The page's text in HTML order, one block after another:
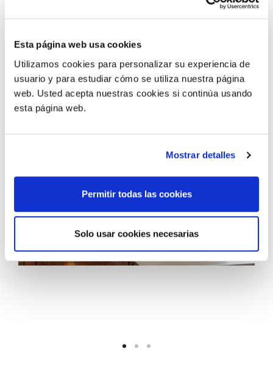
Esta página web usa cookies
Utilizamos cookies para personalizar su experiencia de
usuario y para estudiar cómo se utiliza nuestra página
web. Usted acepta nuestras cookies si continúa usando
esta página web.
Mostrar detalles
Permitir todas las cookies
Solo usar cookies necesarias